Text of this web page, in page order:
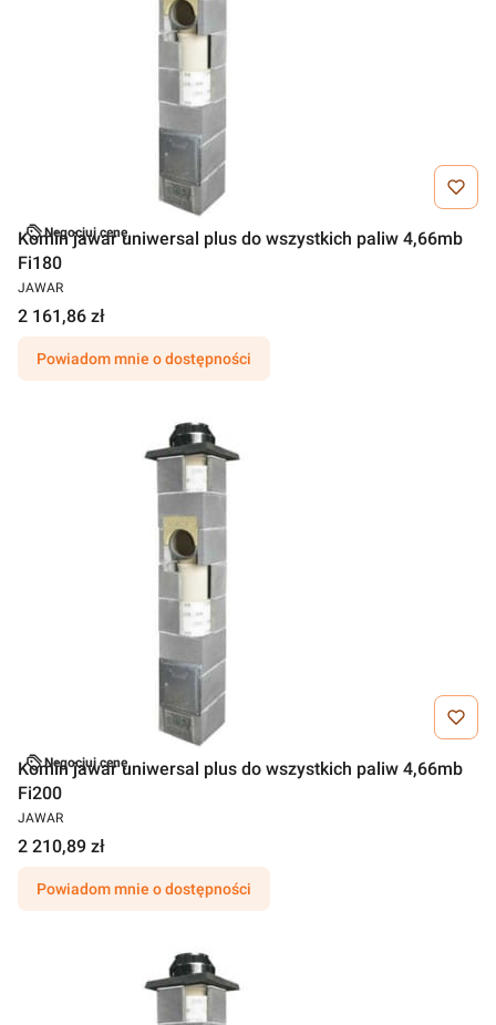
Negocjuj cenę
Komin jawar uniwersal plus do wszystkich paliw 4,66mb
Fi180
JAWAR
2 161,86 zł
Powiadom mnie o dostępności
Negocjuj cenę
Komin jawar uniwersal plus do wszystkich paliw 4,66mb
Fi200
JAWAR
2 210,89 zł
Powiadom mnie o dostępności